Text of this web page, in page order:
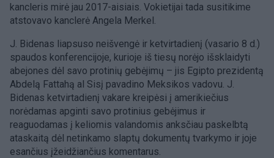
kancleris mirė jau 2017-aisiais. Vokietijai tada susitikime
atstovavo kanclerė Angela Merkel.
J. Bidenas liapsuso neišvengė ir ketvirtadienį (vasario 8 d.)
spaudos konferencijoje, kurioje iš tiesų norėjo išsklaidyti
abejones dėl savo protinių gebėjimų – jis Egipto prezidentą
Abdelą Fattahą al Sisį pavadino Meksikos vadovu. J.
Bidenas ketvirtadienį vakare kreipėsi į amerikiečius
norėdamas apginti savo protinius gebėjimus ir
reaguodamas į keliomis valandomis anksčiau paskelbtą
ataskaitą dėl netinkamo slaptų dokumentų tvarkymo ir joje
esančius įžeidžiančius komentarus.